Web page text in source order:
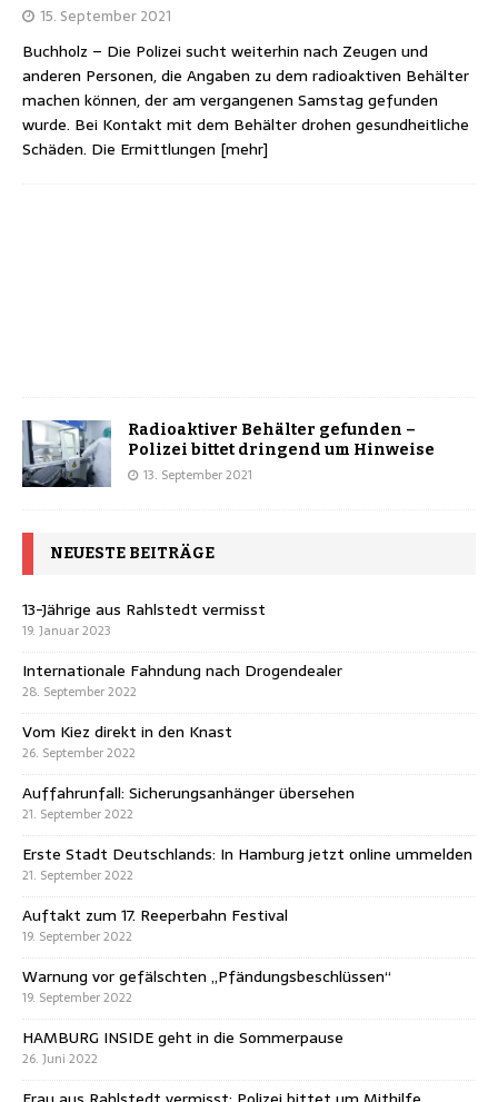
15. September 2021
Buchholz – Die Polizei sucht weiterhin nach Zeugen und
anderen Personen, die Angaben zu dem radioaktiven Behälter
machen können, der am vergangenen Samstag gefunden
wurde. Bei Kontakt mit dem Behälter drohen gesundheitliche
Schäden. Die Ermittlungen [mehr]
Radioaktiver Behälter gefunden –
Polizei bittet dringend um Hinweise
13. September 2021
NEUESTE BEITRÄGE
13-Jährige aus Rahlstedt vermisst
19. Januar 2023
Internationale Fahndung nach Drogendealer
28. September 2022
Vom Kiez direkt in den Knast
26. September 2022
Auffahrunfall: Sicherungsanhänger übersehen
21. September 2022
Erste Stadt Deutschlands: In Hamburg jetzt online ummelden
21. September 2022
Auftakt zum 17. Reeperbahn Festival
19. September 2022
Warnung vor gefälschten „Pfändungsbeschlüssen“
19. September 2022
HAMBURG INSIDE geht in die Sommerpause
26. Juni 2022